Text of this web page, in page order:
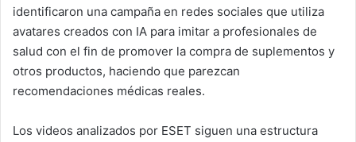
identificaron una campaña en redes sociales que utiliza
avatares creados con IA para imitar a profesionales de
salud con el fin de promover la compra de suplementos y
otros productos, haciendo que parezcan
recomendaciones médicas reales.
Los videos analizados por ESET siguen una estructura